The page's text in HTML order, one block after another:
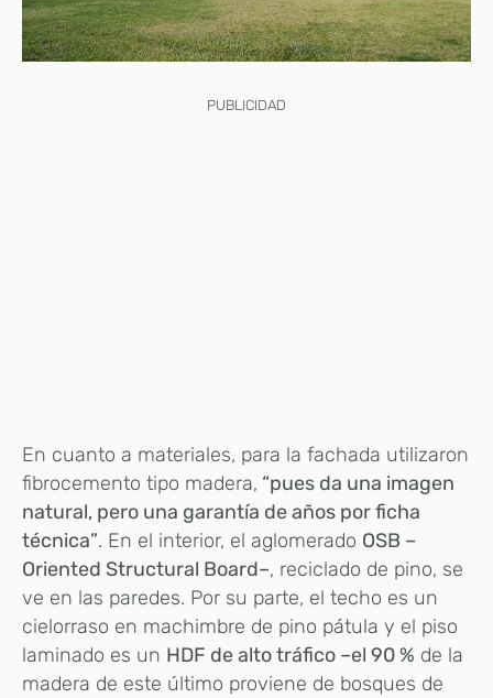
PUBLICIDAD
En cuanto a materiales, para la fachada utilizaron
fibrocemento tipo madera, “pues da una imagen
natural, pero una garantía de años por ficha
técnica”. En el interior, el aglomerado OSB –
Oriented Structural Board–, reciclado de pino, se
ve en las paredes. Por su parte, el techo es un
cielorraso en machimbre de pino pátula y el piso
laminado es un HDF de alto tráfico –el 90 % de la
madera de este último proviene de bosques de